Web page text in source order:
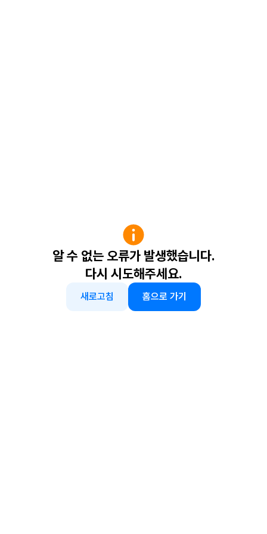
알 수 없는 오류가 발생했습니다.
다시 시도해주세요.
새로고침 홈으로 가기